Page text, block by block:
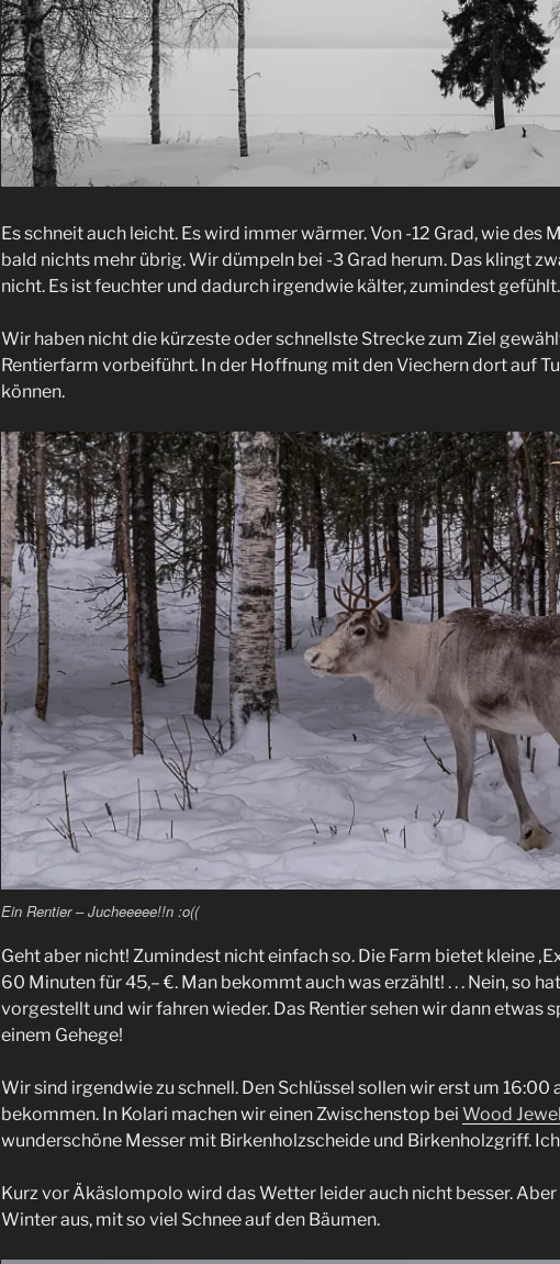
Es schneit auch leicht. Es wird immer wärmer. Von -12 Grad, wie des
bald nichts mehr übrig. Wir dümpeln bei -3 Grad herum. Das klingt
nicht. Es ist feuchter und dadurch irgendwie kälter, zumindest gefühlt.
Wir haben nicht die kürzeste oder schnellste Strecke zum Ziel
Rentierfarm vorbeiführt. In der Hoffnung mit den Viechern dort auf
können.
Ein Rentier – Jucheeeee!!n :o((
Geht aber nicht! Zumindest nicht einfach so. Die Farm bietet kleine
60 Minuten für 45,– €. Man bekommt auch was erzählt! . . . Nein, so
vorgestellt und wir fahren wieder. Das Rentier sehen wir dann etwas
einem Gehege!
Wir sind irgendwie zu schnell. Den Schlüssel sollen wir erst um 16:00
bekommen. In Kolari machen wir einen Zwischenstop bei Wood Jewel
wunderschöne Messer mit Birkenholzscheide und Birkenholzgriff.
Kurz vor Äkäslompolo wird das Wetter leider auch nicht besser.
Winter aus, mit so viel Schnee auf den Bäumen.